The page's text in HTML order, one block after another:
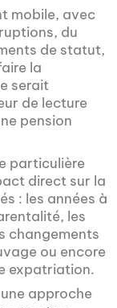
mobile, avec
du
de statut,
la
serait
de lecture
pension
particulière
direct sur la
: les années à
les
changements
ou encore
expatriation.
approche